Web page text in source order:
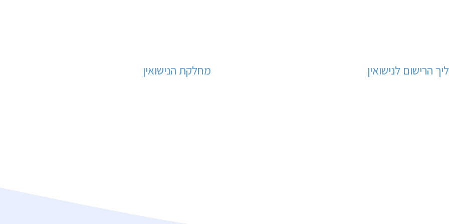
מחלקת הנישואין הרישום לנישואין